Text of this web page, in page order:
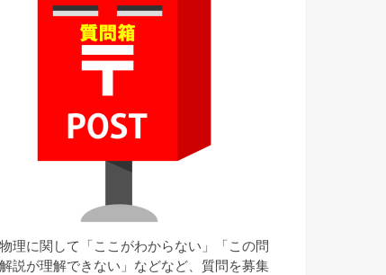
理に関して「ここがわからない」「この問
説が理解できない」などなど、質問を募集